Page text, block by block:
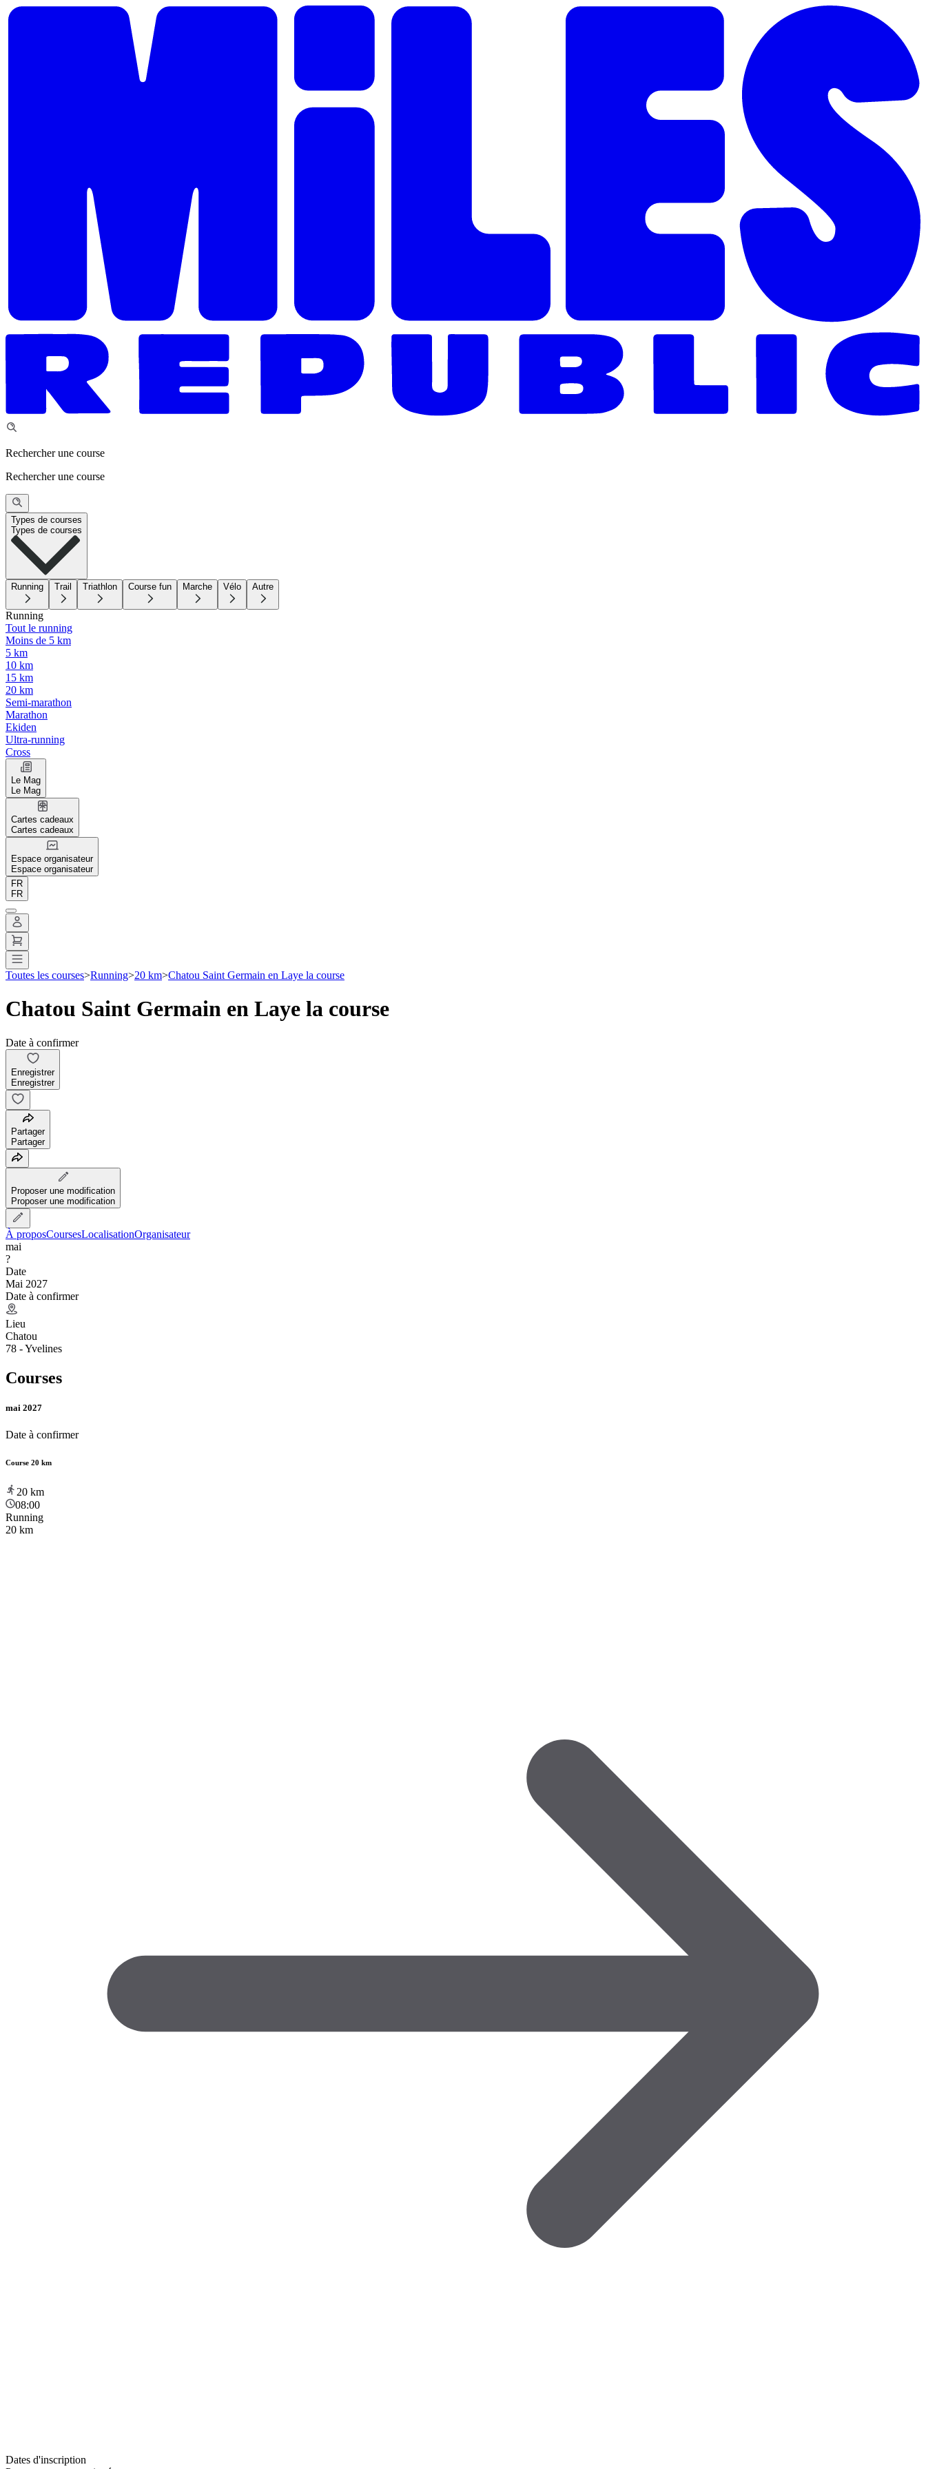
Rechercher une course
Rechercher une course
Types de courses
Types de courses
Running Trail Triathlon Course fun Marche Vélo Autre
Running
Tout le running
Moins de 5 km
5 km
10 km
15 km
20 km
Semi-marathon
Marathon
Ekiden
Ultra-running
Cross
Le Mag
Le Mag
Cartes cadeaux
Cartes cadeaux
Espace organisateur
Espace organisateur
FR
FR
Toutes les courses>Running>20 km>Chatou Saint Germain en Laye la course
Chatou Saint Germain en Laye la course
Date à confirmer
Enregistrer
Enregistrer
Partager
Partager
Proposer une modification
Proposer une modification
À proposCoursesLocalisationOrganisateur
mai
?
Date
Mai 2027
Date à confirmer
Lieu
Chatou
78 - Yvelines
Courses
mai 2027
Date à confirmer
Course 20 km
20 km
08:00
Running
20 km
Dates d'inscription